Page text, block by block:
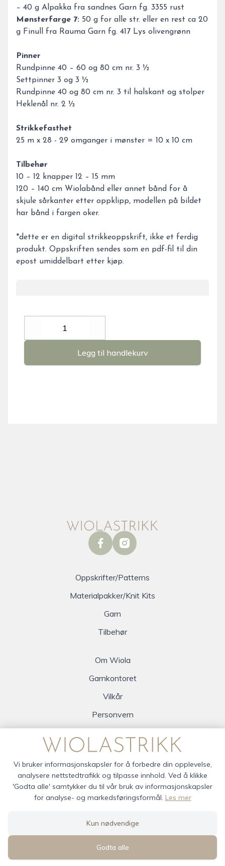
– 40 g Alpakka fra sandnes Garn fg. 3355 rust
Mønsterfarge 7: 50 g for alle str. eller en rest ca 20
g Finull fra Rauma Garn fg. 417 Lys olivengrønn
Pinner
Rundpinne 40 – 60 og 80 cm nr. 3 ½
Settpinner 3 og 3 ½
Rundpinne 40 og 80 cm nr. 3 til halskant og stolper
Heklenål nr. 2 ½
Strikkefasthet
25 m x 28 - 29 omganger i mønster = 10 x 10 cm
Tilbehør
10 – 12 knapper 12 – 15 mm
120 – 140 cm Wiolabånd eller annet bånd for å
skjule sårkanter etter oppklipp, modellen på bildet
har bånd i fargen oker.
*dette er en digital strikkeoppskrift, ikke et ferdig
produkt. Oppskriften sendes som en pdf-fil til din
epost umiddelbart etter kjøp.
Decrease
Legg til handlekurv
facebookinstagram
Oppskrifter/Patterns
Materialpakker/Knit Kits
Garn
Tilbehør
Om Wiola
Garnkontoret
Vilkår
Personvern
Siden driftes avShoplabs
Vi bruker informasjonskapsler for å forbedre din opplevelse,
analysere nettstedtrafikk og tilpasse innhold. Ved å klikke
'Godta alle' samtykker du til vår bruk av informasjonskapsler
for analyse- og markedsføringsformål. Les mer
Kun nødvendige
Godta alle